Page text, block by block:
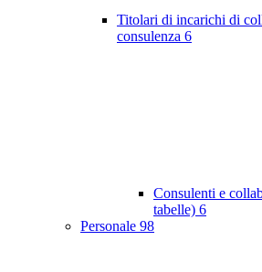
Titolari di incarichi di
consulenza 6
Consulenti e
tabelle) 6
Personale 98